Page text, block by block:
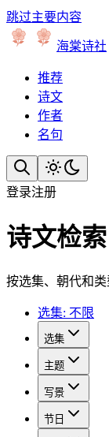
跳过主要内容
海棠诗社
推荐
诗文
作者
名句
登录注册
诗文检索
按选集、朝代和类
选集: 不限
选集
主题
写景
节日